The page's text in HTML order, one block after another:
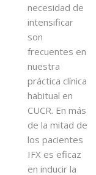
necesidad de
intensificar
son
frecuentes en
nuestra
práctica clínica
habitual en
CUCR. En más
de la mitad de
los pacientes
IFX es eficaz
en inducir la